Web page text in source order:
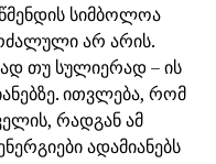
სიმბოლოა
არ არის.
თუ სულიერად – ის
ითვლება, რომ
რადგან ამ
ადამიანებს